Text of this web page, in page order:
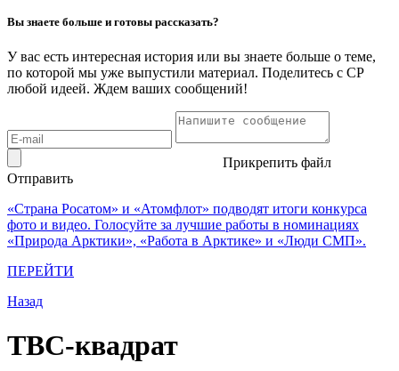
Вы знаете больше и готовы рассказать?
У вас есть интересная история или вы знаете больше о теме,
по которой мы уже выпустили материал. Поделитесь с СР
любой идеей. Ждем ваших сообщений!
Прикрепить файл
Отправить
«Страна Росатом» и «Атомфлот» подводят итоги конкурса
фото и видео. Голосуйте за лучшие работы в номинациях
«Природа Арктики», «Работа в Арктике» и «Люди СМП».
ПЕРЕЙТИ
Назад
ТВС-квадрат